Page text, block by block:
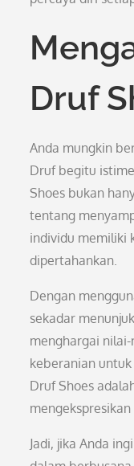
Druf
Anda mungkin
Druf begitu
Shoes bukan
tentang
individu memiliki
dipertahankan.
Dengan
sekadar
menghargai
keberanian
Druf Shoes
Jadi, jika Anda